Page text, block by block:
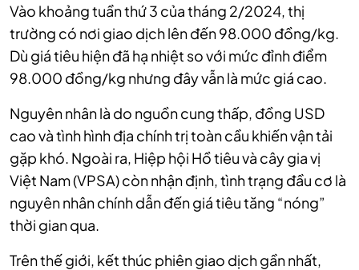
Vào khoảng tuần thứ 3 của tháng 2/2024, thị
trường có nơi giao dịch lên đến 98.000 đồng/kg.
Dù giá tiêu hiện đã hạ nhiệt so với mức đỉnh điểm
98.000 đồng/kg nhưng đây vẫn là mức giá cao.
Nguyên nhân là do nguồn cung thấp, đồng USD
cao và tình hình địa chính trị toàn cầu khiến vận tải
gặp khó. Ngoài ra, Hiệp hội Hồ tiêu và cây gia vị
Việt Nam (VPSA) còn nhận định, tình trạng đầu cơ là
nguyên nhân chính dẫn đến giá tiêu tăng “nóng”
thời gian qua.
Trên thế giới, kết thúc phiên giao dịch gần nhất,